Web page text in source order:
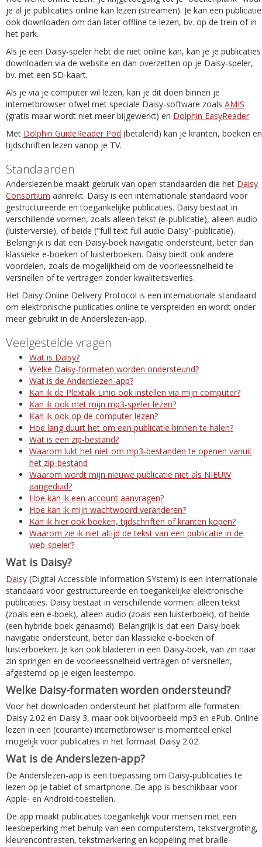
je al je publicaties online kan lezen (streamen). Je kan een publicatie
ook downloaden om dan later offline te lezen, bv. op de trein of in
het park.
Als je een Daisy-speler hebt die niet online kan, kan je je publicaties
downloaden via de website en dan overzetten op je Daisy-speler,
bv. met een SD-kaart.
Als je via je computer wil lezen, kan je dit doen binnen je
internetbrowser ofwel met speciale Daisy-software zoals AMIS
(gratis maar wordt niet meer bijgewerkt) en Dolphin EasyReader.
Met Dolphin GuideReader Pod (betalend) kan je kranten, boeken en
tijdschriften lezen vanop je TV.
Standaarden
Anderslezen.be maakt gebruik van open standaarden die het Daisy
Consortium aanreikt. Daisy is een internationale standaard voor
gestructureerde en toegankelijke publicaties. Daisy bestaat in
verschillende vormen, zoals alleen tekst (e-publicatie), alleen audio
(luisterversie), of beide ("full text full audio Daisy"-publicatie).
Belangrijk is dat een Daisy-boek navigatie ondersteunt, beter dan
klassieke e-boeken of luisterboeken. Daisy biedt ook andere
voordelen, zoals de mogelijkheid om de voorleessnelheid te
versnellen of te vertragen zonder kwaliteitsverlies.
Het Daisy Online Delivery Protocol is een internationale standaard
om elektronische publicaties online te verspreiden en wordt onder
meer gebruikt in de Anderslezen-app.
Veelgestelde vragen
Wat is Daisy?
Welke Daisy-formaten worden ondersteund?
Wat is de Anderslezen-app?
Kan ik de Plextalk Linio ook instellen via mijn computer?
Kan ik ook met mijn mp3-speler lezen?
Kan ik ook op de computer lezen?
Hoe lang duurt het om een publicatie binnen te halen?
Wat is een zip-bestand?
Waarom lukt het niet om mp3-bestanden te openen vanuit
het zip-bestand
Waarom wordt mijn nieuwe publicatie niet als NIEUW
aangeduid?
Hoe kan ik een account aanvragen?
Hoe kan ik mijn wachtwoord veranderen?
Kan ik hier ook boeken, tijdschriften of kranten kopen?
Waarom zie ik niet altijd de tekst van een publicatie in de
web-speler?
Wat is Daisy?
Daisy (Digital Accessible Information SYstem) is een internationale
standaard voor gestructureerde en toegankelijke elektronische
publicaties. Daisy bestaat in verschillende vormen: alleen tekst
(zoals een e-boek), alleen audio (zoals een luisterboek), of beide
(een hybride boek genaamd). Belangrijk is dat een Daisy-boek
navigatie ondersteunt, beter dan klassieke e-boeken of
luisterboeken. Je kan ook bladeren in een Daisy-boek, van zin naar
zin springen en de voorleessnelheid vertragen of versnellen,
afgestemd op je eigen leestempo.
Welke Daisy-formaten worden ondersteund?
Voor het downloaden ondersteunt het platform alle formaten:
Daisy 2.02 en Daisy 3, maar ook bijvoorbeeld mp3 en ePub. Online
lezen in een (courante) internetbrowser is momenteel enkel
mogelijk voor publicaties in het formaat Daisy 2.02.
Wat is de Anderslezen-app?
De Anderslezen-app is een toepassing om Daisy-publicaties te
lezen op je tablet of smartphone. De app is beschikbaar voor
Apple- en Android-toestellen.
De app maakt publicaties toegankelijk voor mensen met een
leesbeperking met behulp van een computerstem, tekstvergroting,
kleurencontrasten, tekstmarkering en koppeling met braille-